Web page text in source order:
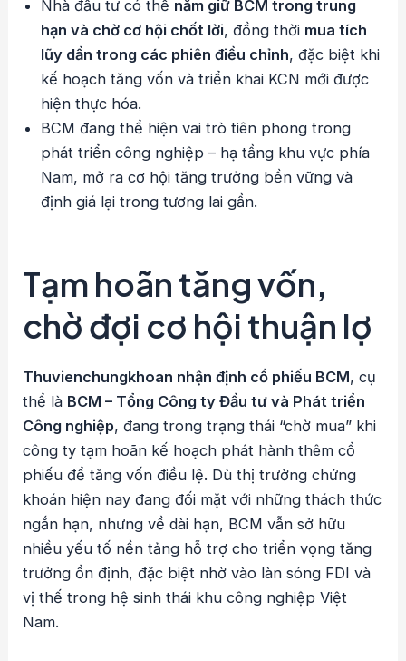
Nhà đầu tư có thể nắm giữ BCM trong trung
hạn và chờ cơ hội chốt lời, đồng thời mua tích
lũy dần trong các phiên điều chỉnh, đặc biệt khi
kế hoạch tăng vốn và triển khai KCN mới được
hiện thực hóa.
BCM đang thể hiện vai trò tiên phong trong
phát triển công nghiệp – hạ tầng khu vực phía
Nam, mở ra cơ hội tăng trưởng bền vững và
định giá lại trong tương lai gần.
Tạm hoãn tăng vốn,
chờ đợi cơ hội thuận lợ
Thuvienchungkhoan nhận định cổ phiếu BCM, cụ
thể là BCM – Tổng Công ty Đầu tư và Phát triển
Công nghiệp, đang trong trạng thái “chờ mua” khi
công ty tạm hoãn kế hoạch phát hành thêm cổ
phiếu để tăng vốn điều lệ. Dù thị trường chứng
khoán hiện nay đang đối mặt với những thách thức
ngắn hạn, nhưng về dài hạn, BCM vẫn sở hữu
nhiều yếu tố nền tảng hỗ trợ cho triển vọng tăng
trưởng ổn định, đặc biệt nhờ vào làn sóng FDI và
vị thế trong hệ sinh thái khu công nghiệp Việt
Nam.